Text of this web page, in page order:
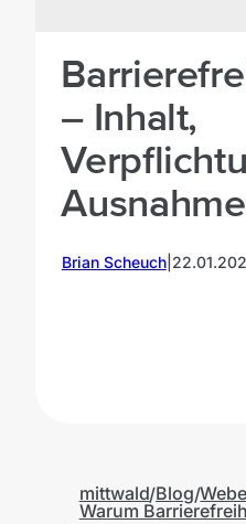
– Inhalt,
Brian Scheuch|
mittwald Blog
Warum